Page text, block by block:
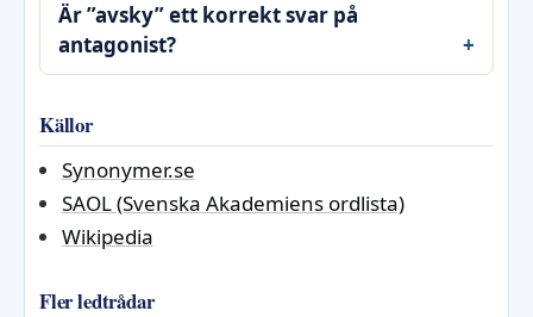
Är ”avsky” ett korrekt svar på
antagonist?
Källor
Synonymer.se
SAOL (Svenska Akademiens ordlista)
Wikipedia
Fler ledtrådar